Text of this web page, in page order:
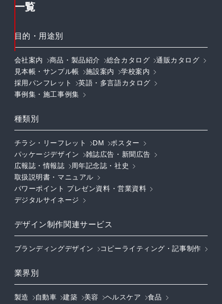
一覧
目的・用途別
会社案内 商品・製品紹介 総合カタログ
通販カタログ
見本帳・サンプル帳
施設案内
学校案内
採用パンフレット
英語・多言語カタログ
事例集・施工事例集
種類別
チラシ・リーフレット DM
ポスター
パッケージデザイン
雑誌広告・新聞広告
広報誌・情報誌
周年記念誌・社史
取扱説明書・マニュアル
パワーポイント プレゼン資料・営業資料
デジタルサイネージ
デザイン制作関連サービス
ブランディングデザイン コピーライティング・記事制作
業界別
製造 自動車 建築 美容 ヘルスケア
食品